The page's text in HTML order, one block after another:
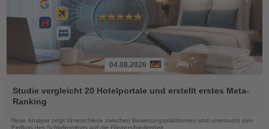
Sie
die
Nachrichten
04.08.2026
Studie vergleicht 20 Hotelportale und erstellt erstes Meta-
Ranking
Neue Analyse zeigt Unterschiede zwischen Bewertungsplattformen und untersucht den